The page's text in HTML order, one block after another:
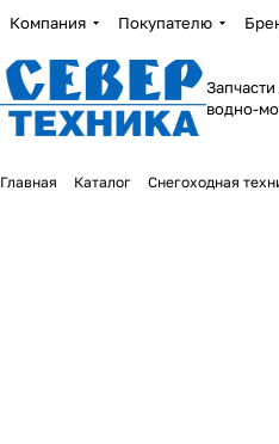
Компания Покупателю
водно-
Главная Каталог Снегоходная